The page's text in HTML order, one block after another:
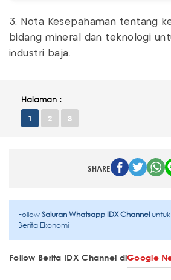
3. Nota Kesepahaman tentang
bidang mineral dan teknologi
industri baja.
Halaman :
1 2 3
SHARE
FollowSaluran Whatsapp IDX Channel
Berita Ekonomi
Follow Berita IDX Channel diGoogle